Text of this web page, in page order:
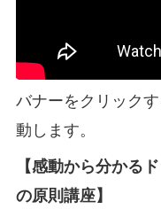
バナーをクリック
動します。
【感動から分かる
の原則講座】